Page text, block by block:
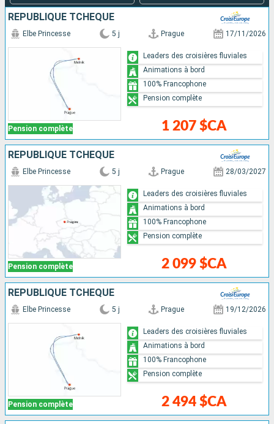
RÉPUBLIQUE TCHÈQUE
Pension complète
Elbe Princesse 5 j Prague 17/11/2026
1 207 $CA
Leaders des croisières fluviales
Animations à bord
100% Francophone
Pension complète
RÉPUBLIQUE TCHÈQUE
Pension complète
Elbe Princesse 5 j Prague 28/03/2027
2 099 $CA
Leaders des croisières fluviales
Animations à bord
100% Francophone
Pension complète
RÉPUBLIQUE TCHÈQUE
Pension complète
Elbe Princesse 5 j Prague 19/12/2026
2 494 $CA
Leaders des croisières fluviales
Animations à bord
100% Francophone
Pension complète